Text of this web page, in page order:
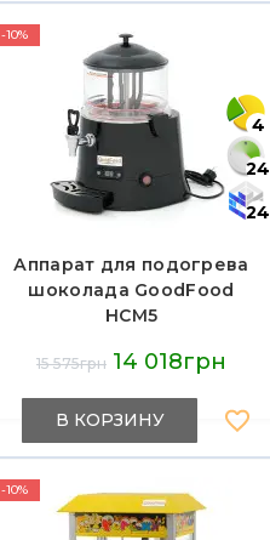
-10%
4
24
24
Аппарат для подогрева
шоколада GoodFood
HCM5
15 575грн 14 018грн
В КОРЗИНУ
-10%